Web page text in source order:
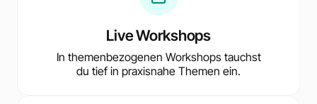
Live Workshops
In themenbezogenen Workshops tauchst
du tief in praxisnahe Themen ein.